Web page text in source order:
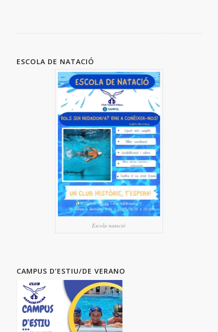
ESCOLA DE NATACIÓ
Escola natació
CAMPUS D’ESTIU/DE VERANO